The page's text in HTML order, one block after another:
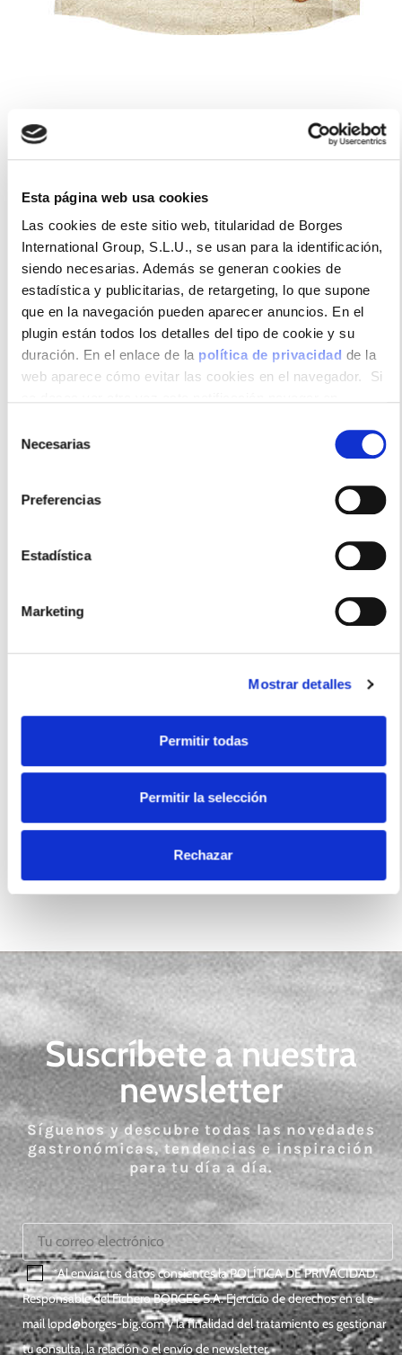
Esta página web usa cookies
Las cookies de este sitio web, titularidad de Borges
International Group, S.L.U., se usan para la identificación,
siendo necesarias. Además se generan cookies de
estadística y publicitarias, de retargeting, lo que supone
que en la navegación pueden aparecer anuncios. En el
plugin están todos los detalles del tipo de cookie y su
duración. En el enlace de la política de privacidad de la
web aparece cómo evitar las cookies en el navegador. Si
habiendo aceptado las cookies de analytics, Google
permite conocer algunos hábitos de navegación que no le
Necesarias
Preferencias
Estadística
Marketing
Mostrar detalles
Permitir todas
Permitir la selección
Rechazar
natural de nueces de California, almendras,
pistachos, pasas, pipas de girasol y arándanos. Ideal
para ensaladas.
Formatos disponibles
Usos recomendados
Suscríbete a nuestra
newsletter
Síguenos y descubre todas las novedades
gastronómicas, tendencias e inspiración
para tu día a día.
*Al enviar tus datos consientes laPOLÍTICA DE PRIVACIDAD.
Responsable del Fichero BORGES S.A. Ejercicio de derechos en el e-
maillopd@borges-big.comy la finalidad del tratamiento es gestionar
tu consulta, la relación o el envío de newsletter.